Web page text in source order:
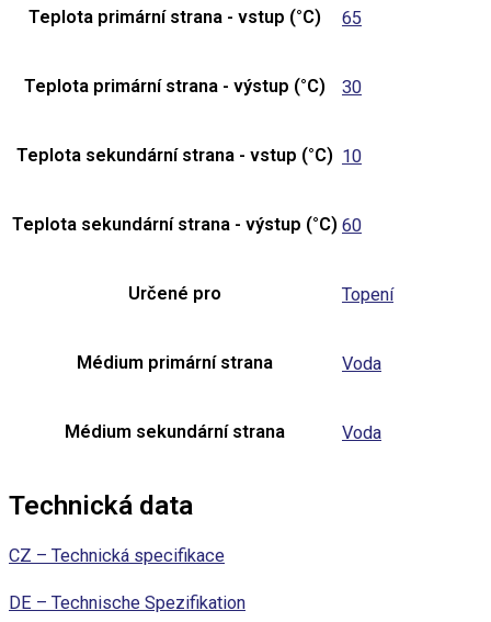
Teplota primární strana - vstup (°C) 65
Teplota primární strana - výstup (°C) 30
Teplota sekundární strana - vstup (°C) 10
Teplota sekundární strana - výstup (°C) 60
Určené pro Topení
Médium primární strana Voda
Médium sekundární strana Voda
Technická data
CZ – Technická specifikace
DE – Technische Spezifikation